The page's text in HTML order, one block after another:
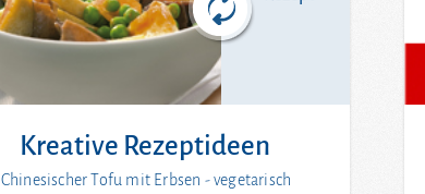
Kreative Rezeptideen
Chinesischer Tofu mit Erbsen - vegetarisch